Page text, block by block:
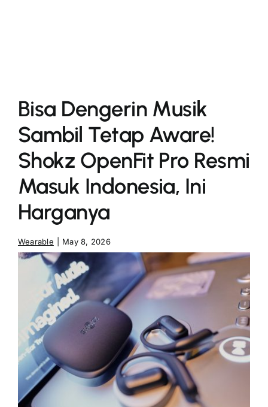
Bisa Dengerin Musik
Sambil Tetap Aware!
Shokz OpenFit Pro Resmi
Masuk Indonesia, Ini
Harganya
Wearable May 8, 2026